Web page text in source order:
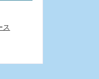
ス